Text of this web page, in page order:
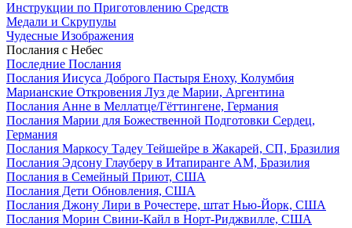
Инструкции по Приготовлению Средств
Медали и Скрупулы
Чудесные Изображения
Послания с Небес
Последние Послания
Послания Иисуса Доброго Пастыря Еноху, Колумбия
Марианские Откровения Луз де Марии, Аргентина
Послания Анне в Меллатце/Гёттингене, Германия
Послания Марии для Божественной Подготовки Сердец,
Германия
Послания Маркосу Тадеу Тейшейре в Жакарей, СП, Бразилия
Послания Эдсону Глауберу в Итапиранге AM, Бразилия
Послания в Семейный Приют, США
Послания Дети Обновления, США
Послания Джону Лири в Рочестере, штат Нью-Йорк, США
Послания Морин Свини-Кайл в Норт-Риджвилле, США